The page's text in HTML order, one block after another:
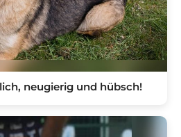
neugierig und hübsch!